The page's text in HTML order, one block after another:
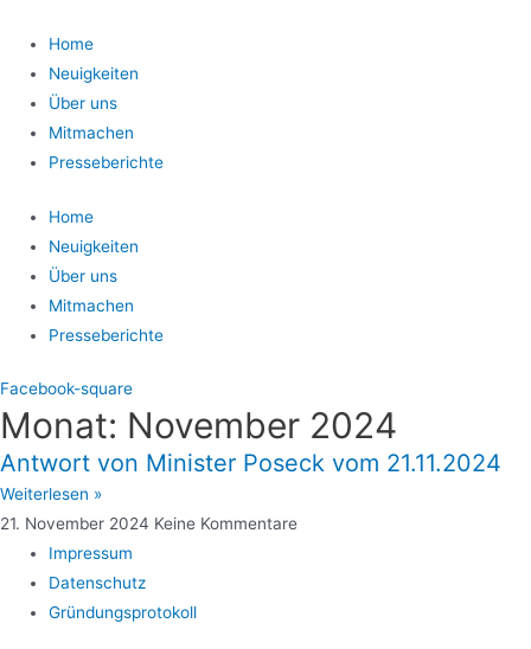
Home
Neuigkeiten
Über uns
Mitmachen
Presseberichte
Home
Neuigkeiten
Über uns
Mitmachen
Presseberichte
Facebook-square
Monat: November 2024
Antwort von Minister Poseck vom 21.11.2024
Weiterlesen »
21. November 2024 Keine Kommentare
Impressum
Datenschutz
Gründungsprotokoll